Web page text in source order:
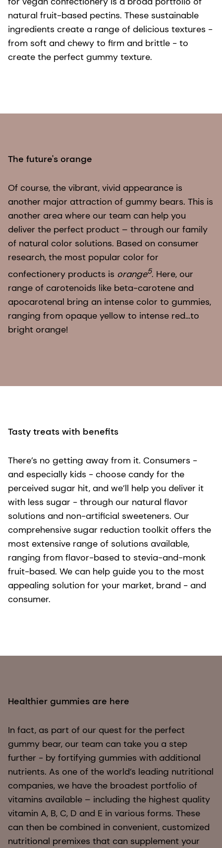
natural fruit-based pectins. These sustainable
ingredients create a range of delicious textures -
from soft and chewy to firm and brittle - to
create the perfect gummy texture.
The future's orange
Of course, the vibrant, vivid appearance is
another major attraction of gummy bears. This is
another area where our team can help you
deliver the perfect product – through our family
of natural color solutions. Based on consumer
research, the most popular color for
confectionery products is orange5. Here, our
range of carotenoids like beta-carotene and
apocarotenal bring an intense color to gummies,
ranging from opaque yellow to intense red…to
bright orange!
Tasty treats with benefits
There’s no getting away from it. Consumers -
and especially kids - choose candy for the
perceived sugar hit, and we’ll help you deliver it
with less sugar - through our natural flavor
solutions and non-artificial sweeteners. Our
comprehensive sugar reduction toolkit offers the
most extensive range of solutions available,
ranging from flavor-based to stevia-and-monk
fruit-based. We can help guide you to the most
appealing solution for your market, brand - and
consumer.
Healthier gummies are here
In fact, as part of our quest for the perfect
gummy bear, our team can take you a step
further - by fortifying gummies with additional
nutrients. As one of the world’s leading nutritional
companies, we have the broadest portfolio of
vitamins available – including the highest quality
vitamin A, B, C, D and E in various forms. These
can then be combined in convenient, customized
nutritional premixes that can supplement your